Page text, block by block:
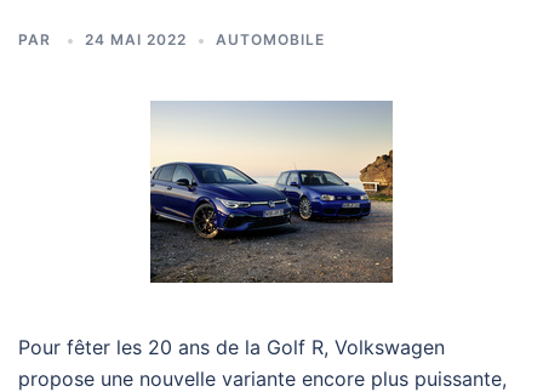
PAR 24 MAI 2022 AUTOMOBILE
Pour fêter les 20 ans de la Golf R, Volkswagen
propose une nouvelle variante encore plus puissante,